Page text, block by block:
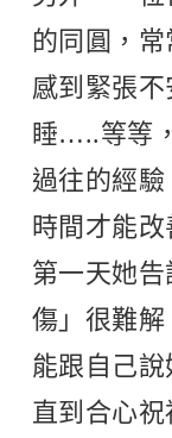
的同圓，
感到緊張
睡…..等等
過往的經
時間才能
第一天她
傷」很難
能跟自己說
直到合心